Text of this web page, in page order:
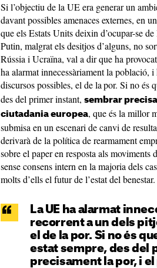
Si l’objectiu de la UE era generar un
davant possibles amenaces externes, en
que els Estats Units deixin d’ocupar-se
Putin, malgrat els desitjos d’alguns, no
Rússia i Ucraïna, val a dir que ha
ha alarmat innecessàriament la població,
discursos possibles, el de lapor. Si no és
des del primer instant, sembrar
ciutadania europea, que és la millor
submisa en un escenari de canvi de
derivarà de la política de rearmament
sobre el paper en resposta als
sense consens intern en la majoria dels
molts d’ells el futur de l’estat del benestar.
La UE ha alarmat
recorrent a un dels
el de la por. Si no és
estat sempre, des del
precisament la por, i